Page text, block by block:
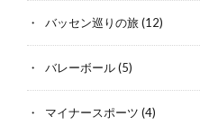
バッセン巡りの旅(12)
バレーボール(5)
マイナースポーツ (4)